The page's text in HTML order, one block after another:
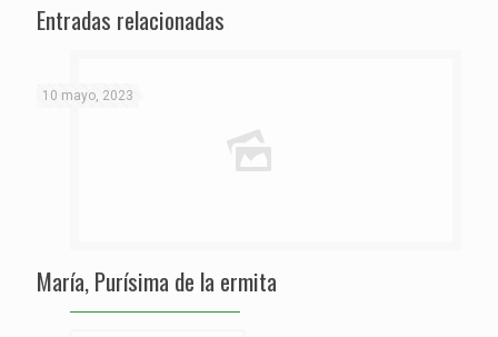
Entradas relacionadas
10 mayo, 2023
María, Purísima de la ermita